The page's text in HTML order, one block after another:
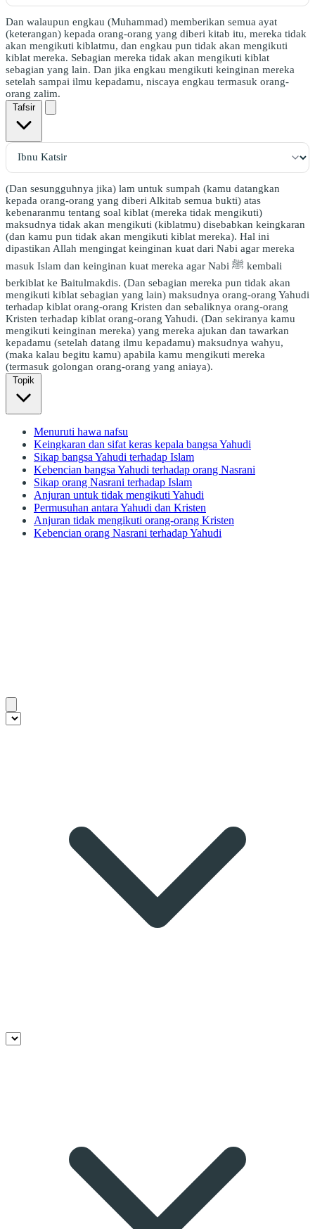
Dan walaupun engkau (Muhammad) memberikan semua ayat
(keterangan) kepada orang-orang yang diberi kitab itu, mereka tidak
akan mengikuti kiblatmu, dan engkau pun tidak akan mengikuti
kiblat mereka. Sebagian mereka tidak akan mengikuti kiblat
sebagian yang lain. Dan jika engkau mengikuti keinginan mereka
setelah sampai ilmu kepadamu, niscaya engkau termasuk orang-
orang zalim.
Tafsir
(Dan sesungguhnya jika) lam untuk sumpah (kamu datangkan
kepada orang-orang yang diberi Alkitab semua bukti) atas
kebenaranmu tentang soal kiblat (mereka tidak mengikuti)
maksudnya tidak akan mengikuti (kiblatmu) disebabkan keingkaran
(dan kamu pun tidak akan mengikuti kiblat mereka). Hal ini
dipastikan Allah mengingat keinginan kuat dari Nabi agar mereka
masuk Islam dan keinginan kuat mereka agar Nabi ﷺ kembali
berkiblat ke Baitulmakdis. (Dan sebagian mereka pun tidak akan
mengikuti kiblat sebagian yang lain) maksudnya orang-orang Yahudi
terhadap kiblat orang-orang Kristen dan sebaliknya orang-orang
Kristen terhadap kiblat orang-orang Yahudi. (Dan sekiranya kamu
mengikuti keinginan mereka) yang mereka ajukan dan tawarkan
kepadamu (setelah datang ilmu kepadamu) maksudnya wahyu,
(maka kalau begitu kamu) apabila kamu mengikuti mereka
(termasuk golongan orang-orang yang aniaya).
Topik
Menuruti hawa nafsu
Keingkaran dan sifat keras kepala bangsa Yahudi
Sikap bangsa Yahudi terhadap Islam
Kebencian bangsa Yahudi terhadap orang Nasrani
Sikap orang Nasrani terhadap Islam
Anjuran untuk tidak mengikuti Yahudi
Permusuhan antara Yahudi dan Kristen
Anjuran tidak mengikuti orang-orang Kristen
Kebencian orang Nasrani terhadap Yahudi